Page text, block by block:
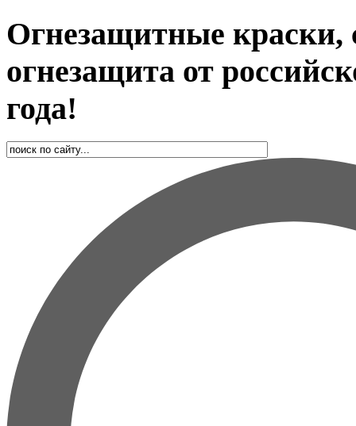
Огнезащитные краски,
огнезащита от
года!